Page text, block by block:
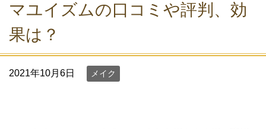
マユイズムの口コミや評判、効
果は？
2021年10月6日 メイク